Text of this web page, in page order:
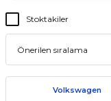
Stoktakiler
Volkswagen